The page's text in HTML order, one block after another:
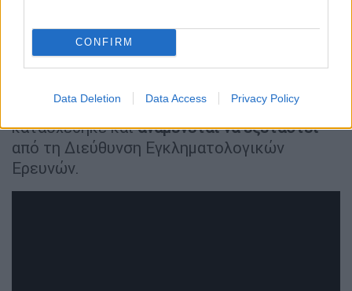
CONFIRM
Data Deletion Data Access Privacy Policy
πεζός, αναρριχώμενος σε μαντρότοιχο. Τότε
δύο αστυνομικοί
υπηρεσιακών τους όπλων, τραυματίζοντάς
εντοπίστηκε αεροβόλο πιστόλι, το οποίο
κατασχέθηκε καιαναμένεται να εξεταστεί
από τη Διεύθυνση Εγκληματολογικών
Ερευνών.